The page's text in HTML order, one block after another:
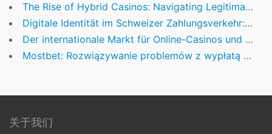
The Rise of Hybrid Casinos: Navigating Legitimacy and Innovation in Digital Gaming
Digitale Identität im Schweizer Zahlungsverkehr: Trends, Herausforderungen und Lösungen
Der internationale Markt für Online-Casinos und Glücksspiele befindet sich im ständigen Wandel. Mit
Mostbet: Rozwiązywanie problemów z wypłatą Blik
关于我们